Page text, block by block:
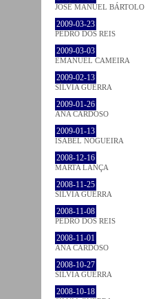
JOSÉ MANUEL BÁRTOLO
2009-03-23
PEDRO DOS REIS
2009-03-03
EMANUEL CAMEIRA
2009-02-13
SÍLVIA GUERRA
2009-01-26
ANA CARDOSO
2009-01-13
ISABEL NOGUEIRA
2008-12-16
MARTA LANÇA
2008-11-25
SÍLVIA GUERRA
2008-11-08
PEDRO DOS REIS
2008-11-01
ANA CARDOSO
2008-10-27
SÍLVIA GUERRA
2008-10-18